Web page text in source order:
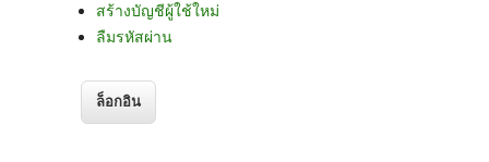
สร้างบัญชีผู้ใช้ใหม่
ลืมรหัสผ่าน